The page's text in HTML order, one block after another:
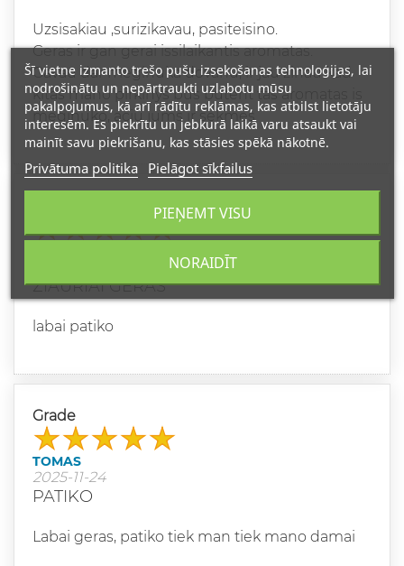
Uzsisakiau ,surizikavau, pasiteisino.
Geras ir gan gerai issilaikantis aromatas.
Gavau dar meginuka dovanu, ir jau zinau kad
kitas mano pirkinys bus butent tas aromatas is
meginuko, aciu jums ir sekmes
ŽIAURIAI GERAS
labai patiko
Grade
TOMAS
2025-11-24
PATIKO
Labai geras, patiko tiek man tiek mano damai
Šī vietne izmanto trešo pušu izsekošanas tehnoloģijas, lai
nodrošinātu un nepārtraukti uzlabotu mūsu
pakalpojumus, kā arī rādītu reklāmas, kas atbilst lietotāju
interesēm. Es piekrītu un jebkurā laikā varu atsaukt vai
mainīt savu piekrišanu, kas stāsies spēkā nākotnē.
Privātuma politika Pielāgot sīkfailus
NORAIDĪT
PIEŅEMT VISU